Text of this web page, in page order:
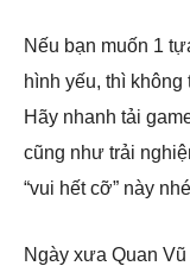
Nếu bạn muốn 1
hình yếu, thì không
Hãy nhanh tải
cũng như trải
“vui hết cỡ” này
Ngày xưa Quan Vũ